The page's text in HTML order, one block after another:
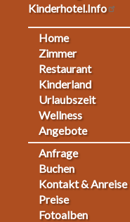
Kinderhotel.Info
Footermenu
Home
Zimmer
Restaurant
Kinderland
Urlaubszeit
Wellness
Angebote
Fußmenü
2
Anfrage
Buchen
Kontakt & Anreise
Preise
Fotoalben